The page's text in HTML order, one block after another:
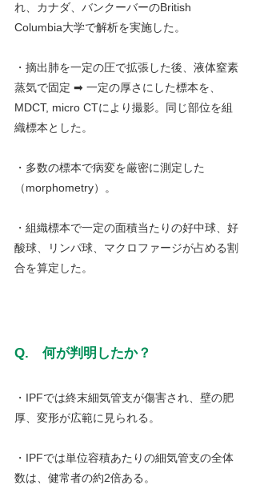
れ、カナダ、バンクーバーのBritish
Columbia大学で解析を実施した。
・摘出肺を一定の圧で拡張した後、液体窒素
蒸気で固定 ➡ 一定の厚さにした標本を、
MDCT, micro CTにより撮影。同じ部位を組
織標本とした。
・多数の標本で病変を厳密に測定した
（morphometry）。
・組織標本で一定の面積当たりの好中球、好
酸球、リンパ球、マクロファージが占める割
合を算定した。
Q.　何が判明したか？
・IPFでは終末細気管支が傷害され、壁の肥
厚、変形が広範に見られる。
・IPFでは単位容積あたりの細気管支の全体
数は、健常者の約2倍ある。